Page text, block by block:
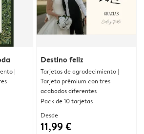
|
Destino feliz
Tarjetas de agradecimiento |
Tarjeta prémium con tres
acabados diferentes
Pack de 10 tarjetas
Desde
11,99 €